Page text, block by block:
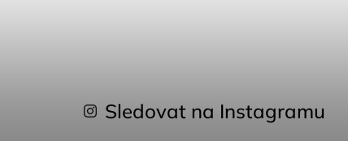
Sledovat na Instagramu